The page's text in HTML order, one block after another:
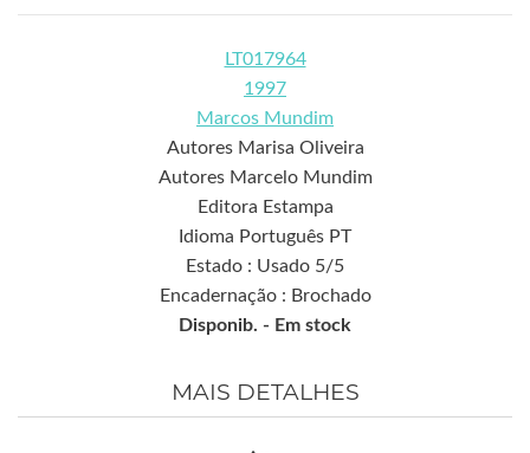
LT017964
1997
Marcos Mundim
Autores Marisa Oliveira
Autores Marcelo Mundim
Editora Estampa
Idioma Português PT
Estado : Usado 5/5
Encadernação : Brochado
Disponib. - Em stock
MAIS DETALHES